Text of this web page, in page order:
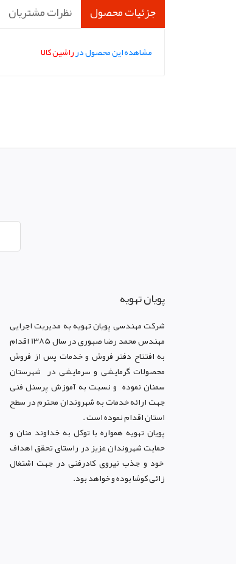
جزئیات محصول نظرات مشتریان
مشاهده این محصول درراشین کالا
پويان تهويه
شرکت مهندسی پویان تهویهبه مدیریت اجرایی
مهندس محمد رضا صبوری در سال 1385 اقدام
به افتتاح دفتر فروش و خدمات پس از فروش
محصولات گرمایشی و سرمایشی در شهرستان
سمنان نموده و نسبت به آموزش پرسنل فنی
جهت ارائه خدمات به شهروندان محترم در سطح
استان اقدام نموده است .
پویان تهویه همواره با توکل به خداوند منان و
حمایت شهروندان عزیز در راستای تحقق اهداف
خود و جذب نیروی کادرفنی در جهت اشتغال
زائی کوشا بوده و خواهد بود.